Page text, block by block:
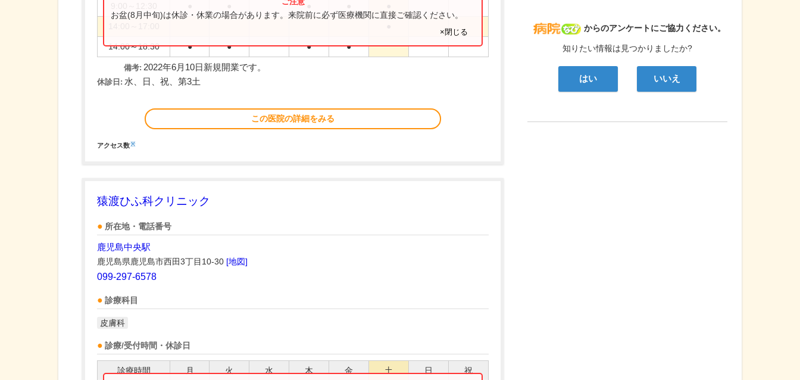
14:00～18:30 ● ● ● ●
お盆(8月中旬)は休診・休業の場合があります。来院前に必ず医療機関に直接ご確認ください。
×閉じる
備考: 2022年6月10日新規開業です。
休診日: 水、日、祝、第3土
この医院の詳細をみる
アクセス数※
猿渡ひふ科クリニック
所在地・電話番号
鹿児島中央駅
鹿児島県鹿児島市西田3丁目10-30 [地図]
099-297-6578
診療科目
皮膚科
診療/受付時間・休診日
診療時間 月 火 水 木 金 土 日 祝
病院なび
からのアンケートにご協力ください。
知りたい情報は見つかりましたか?
はい いいえ